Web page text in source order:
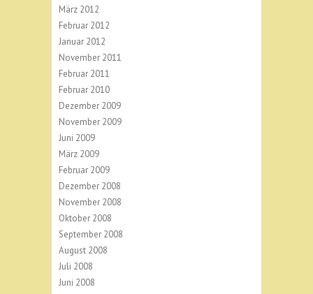
März 2012
Februar 2012
Januar 2012
November 2011
Februar 2011
Februar 2010
Dezember 2009
November 2009
Juni 2009
März 2009
Februar 2009
Dezember 2008
November 2008
Oktober 2008
September 2008
August 2008
Juli 2008
Juni 2008